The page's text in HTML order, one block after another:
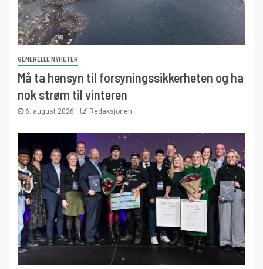
GENERELLE NYHETER
Må ta hensyn til forsyningssikkerheten og ha
nok strøm til vinteren
6. august 2026 Redaksjonen